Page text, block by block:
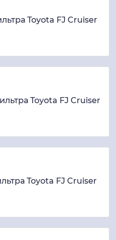
Toyota FJ Cruiser
Toyota FJ Cruiser
Toyota FJ Cruiser